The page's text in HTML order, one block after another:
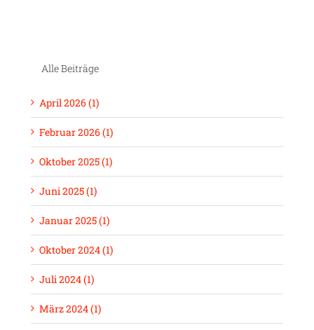
Alle Beiträge
April 2026 (1)
Februar 2026 (1)
Oktober 2025 (1)
Juni 2025 (1)
Januar 2025 (1)
Oktober 2024 (1)
Juli 2024 (1)
März 2024 (1)